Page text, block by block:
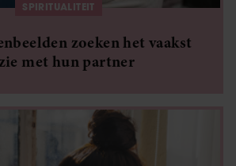
SPIRITUALITEIT
zoeken het vaakst
met hun partner